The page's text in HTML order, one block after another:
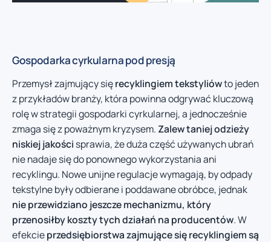
Gospodarka cyrkularna pod presją
Przemysł zajmujący sięrecyklingiem tekstyliówto jeden
z przykładów branży, która powinna odgrywać kluczową
rolę w strategii gospodarki cyrkularnej, a jednocześnie
zmaga się z poważnym kryzysem. Zalew taniej odzieży
niskiej jakości sprawia, że duża część używanych ubrań
nie nadaje się do ponownego wykorzystania ani
recyklingu. Nowe unijne regulacje wymagają, by odpady
tekstylne były odbierane i poddawane obróbce, jednak
nie przewidziano jeszcze mechanizmu, który
przenosiłby koszty tych działań na producentów. W
efekcieprzedsiębiorstwa zajmujące się recyklingiem są